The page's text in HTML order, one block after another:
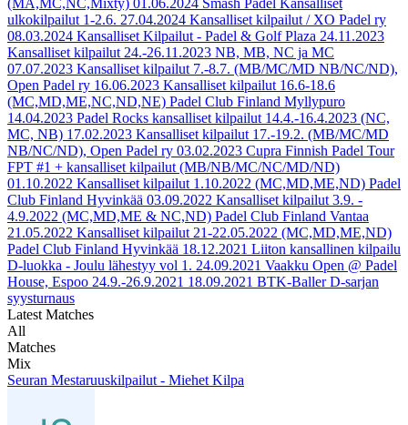
ulkokilpailut 1-2.6. 27.04.2024 Kansalliset kilpailut / XO Padel ry
08.03.2024 Kansalliset Kilpailut - Padel & Golf Plaza 24.11.2023
Kansalliset kilpailut 24.-26.11.2023 NB, MB, NC ja MC
07.07.2023 Kansalliset kilpailut 7.-8.7. (MB/MC/MD NB/NC/ND),
Open Padel ry 16.06.2023 Kansalliset kilpailut 16.6-18.6
(MC,MD,ME,NC,ND,NE) Padel Club Finland Myllypuro
14.04.2023 Padel Rocks kansalliset kilpailut 14.4.-16.4.2023 (NC,
MC, NB) 17.02.2023 Kansalliset kilpailut 17.-19.2. (MB/MC/MD
NB/NC/ND), Open Padel ry 03.02.2023 Cupra Finnish Padel Tour
FPT #1 + kansalliset kilpailut (MB/NB/MC/NC/MD/ND)
01.10.2022 Kansalliset kilpailut 1.10.2022 (MC,MD,ME,ND) Padel
Club Finland Hyvinkää 03.09.2022 Kansalliset kilpailut 3.9. -
4.9.2022 (MC,MD,ME & NC,ND) Padel Club Finland Vantaa
21.05.2022 Kansalliset kilpailut 21-22.05.2022 (MC,MD,ME,ND)
Padel Club Finland Hyvinkää 18.12.2021 Liiton kansallinen kilpailu
D-luokka - Joulu lähestyy vol 1. 24.09.2021 Vaakku Open @ Padel
House, Espoo 24.9.-26.9.2021 18.09.2021 BTK-Baller D-sarjan
syysturnaus
Latest Matches
All
Matches
Mix
Seuran Mestaruuskilpailut - Miehet Kilpa